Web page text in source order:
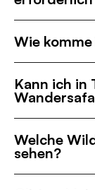
Wie
Kann ich in
Welche
sehen?